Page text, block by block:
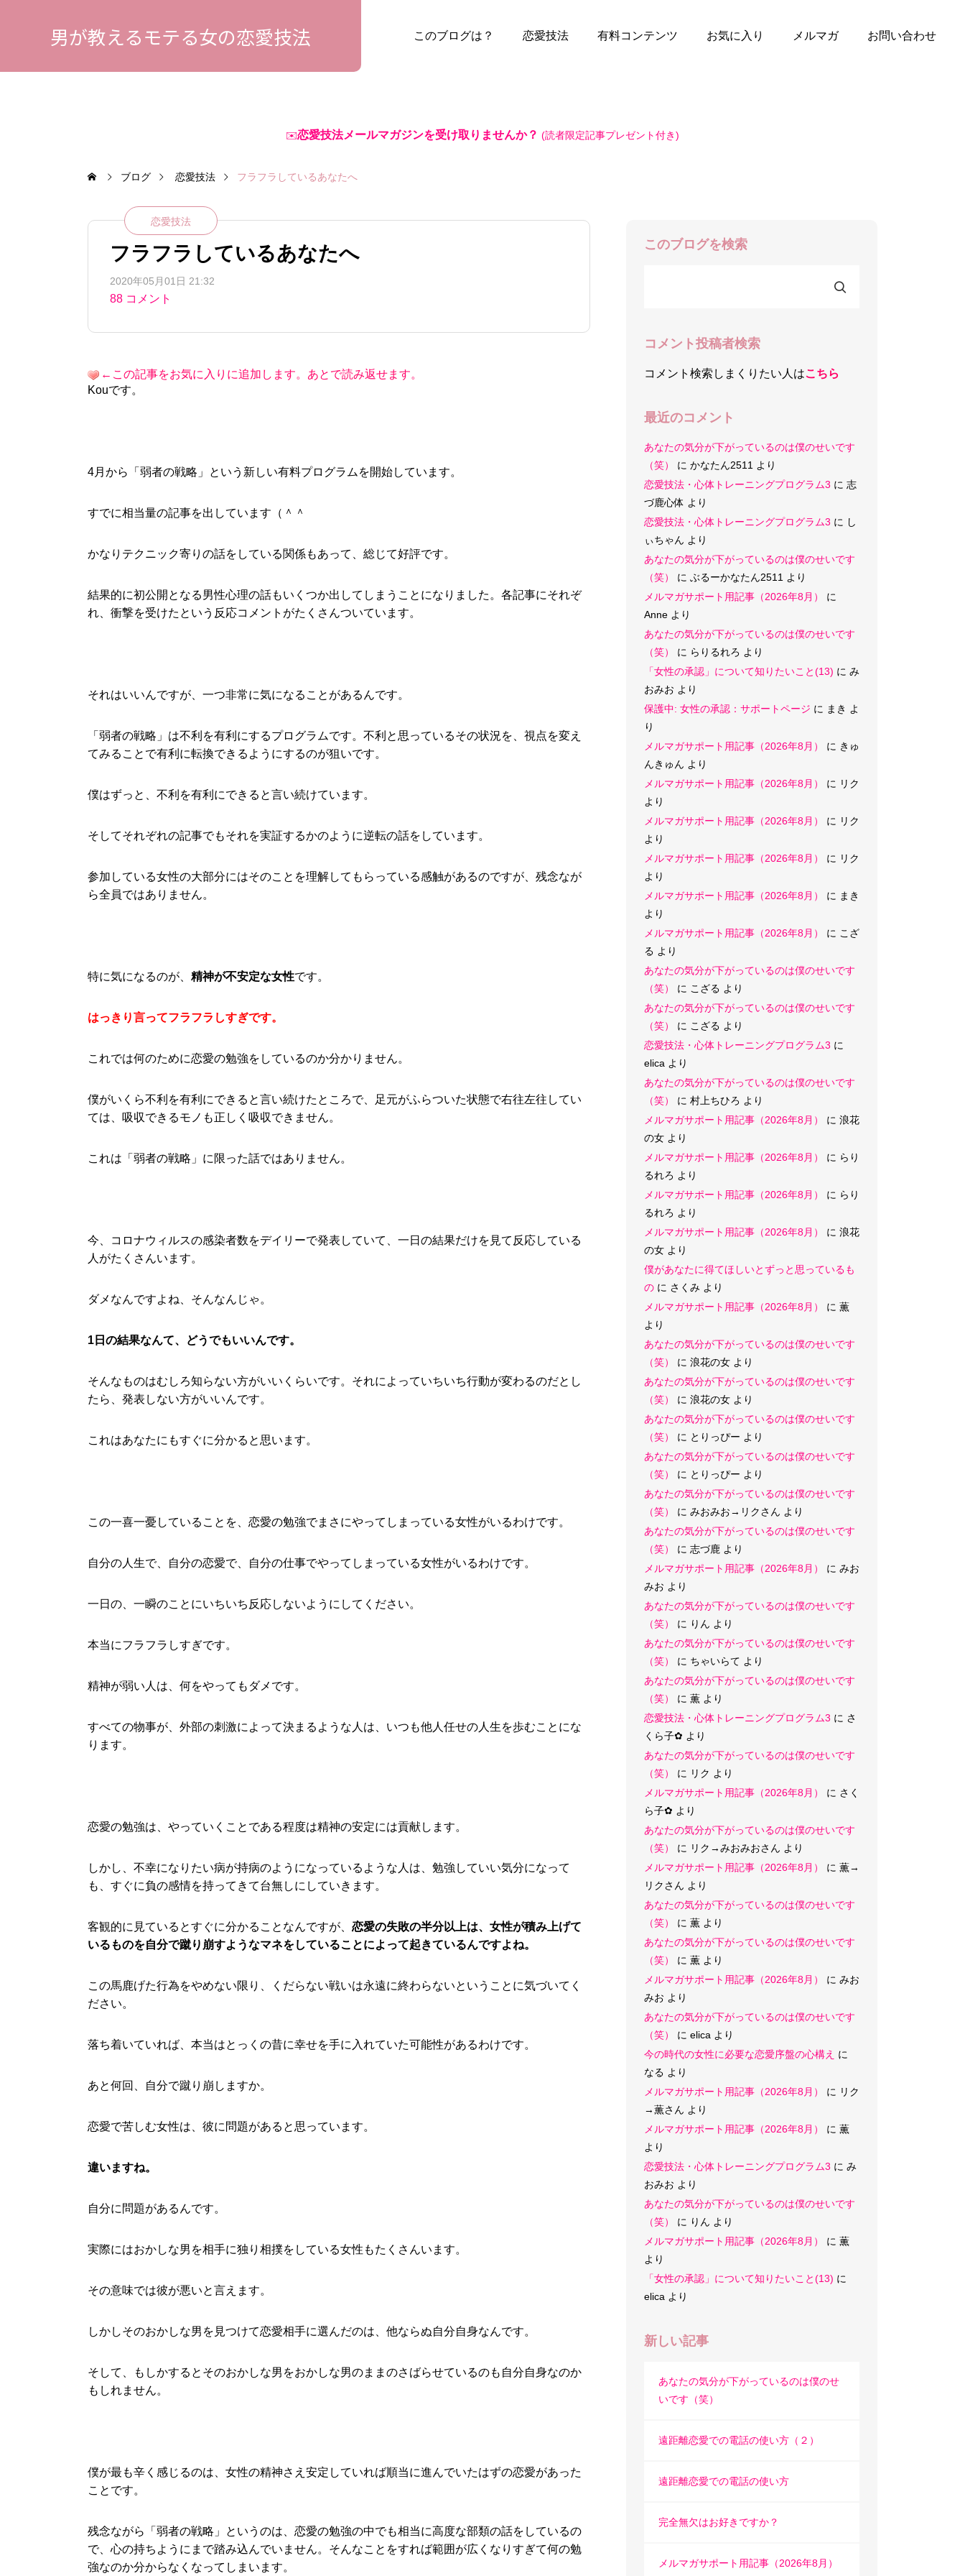
男が教えるモテる女の恋愛技法 このブログは？ 恋愛技法 有料コンテンツ お気に入り メルマガ お問い合わせ
✉️恋愛技法メールマガジンを受け取りませんか？ (読者限定記事プレゼント付き)
ブログ 恋愛技法 フラフラしているあなたへ
恋愛技法
フラフラしているあなたへ
2020年05月01日 21:32
88 コメント
←この記事をお気に入りに追加します。あとで読み返せます。
Kouです。
4月から「弱者の戦略」という新しい有料プログラムを開始しています。
すでに相当量の記事を出しています（＾＾
かなりテクニック寄りの話をしている関係もあって、総じて好評です。
結果的に初公開となる男性心理の話もいくつか出してしまうことになりました。各記事にそれぞ
れ、衝撃を受けたという反応コメントがたくさんついています。
それはいいんですが、一つ非常に気になることがあるんです。
「弱者の戦略」は不利を有利にするプログラムです。不利と思っているその状況を、視点を変え
てみることで有利に転換できるようにするのが狙いです。
僕はずっと、不利を有利にできると言い続けています。
そしてそれぞれの記事でもそれを実証するかのように逆転の話をしています。
参加している女性の大部分にはそのことを理解してもらっている感触があるのですが、残念なが
ら全員ではありません。
特に気になるのが、 精神が不安定な女性です。
はっきり言ってフラフラしすぎです。
これでは何のために恋愛の勉強をしているのか分かりません。
僕がいくら不利を有利にできると言い続けたところで、足元がふらついた状態で右往左往してい
ては、吸収できるモノも正しく吸収できません。
これは「弱者の戦略」に限った話ではありません。
今、コロナウィルスの感染者数をデイリーで発表していて、一日の結果だけを見て反応している
人がたくさんいます。
ダメなんですよね、そんなんじゃ。
1日の結果なんて、どうでもいいんです。
そんなものはむしろ知らない方がいいくらいです。それによっていちいち行動が変わるのだとし
たら、発表しない方がいいんです。
これはあなたにもすぐに分かると思います。
この一喜一憂していることを、恋愛の勉強でまさにやってしまっている女性がいるわけです。
自分の人生で、自分の恋愛で、自分の仕事でやってしまっている女性がいるわけです。
一日の、一瞬のことにいちいち反応しないようにしてください。
本当にフラフラしすぎです。
精神が弱い人は、何をやってもダメです。
すべての物事が、外部の刺激によって決まるような人は、いつも他人任せの人生を歩むことにな
ります。
恋愛の勉強は、やっていくことである程度は精神の安定には貢献します。
しかし、不幸になりたい病が持病のようになっているような人は、勉強していい気分になって
も、すぐに負の感情を持ってきて台無しにしていきます。
客観的に見ているとすぐに分かることなんですが、 恋愛の失敗の半分以上は、女性が積み上げて
いるものを自分で蹴り崩すようなマネをしていることによって起きているんですよね。
この馬鹿げた行為をやめない限り、くだらない戦いは永遠に終わらないということに気づいてく
ださい。
落ち着いていれば、本当はとっくの昔に幸せを手に入れていた可能性があるわけです。
あと何回、自分で蹴り崩しますか。
恋愛で苦しむ女性は、彼に問題があると思っています。
違いますね。
自分に問題があるんです。
実際にはおかしな男を相手に独り相撲をしている女性もたくさんいます。
その意味では彼が悪いと言えます。
しかしそのおかしな男を見つけて恋愛相手に選んだのは、他ならぬ自分自身なんです。
そして、もしかするとそのおかしな男をおかしな男のままのさばらせているのも自分自身なのか
もしれません。
僕が最も辛く感じるのは、女性の精神さえ安定していれば順当に進んでいたはずの恋愛があった
ことです。
残念ながら「弱者の戦略」というのは、恋愛の勉強の中でも相当に高度な部類の話をしているの
で、心の持ちようにまで踏み込んでいません。そんなことをすれば範囲が広くなりすぎて何の勉
強なのか分からなくなってしまいます。
このブログを検索
コメント投稿者検索
コメント検索しまくりたい人はこちら
最近のコメント
あなたの気分が下がっているのは僕のせいです
（笑）
に かなたん2511 より
恋愛技法・心体トレーニングプログラム3 に 志
づ鹿心体 より
恋愛技法・心体トレーニングプログラム3 に し
ぃちゃん より
あなたの気分が下がっているのは僕のせいです
（笑）
に ぶるーかなたん2511 より
メルマガサポート用記事（2026年8月）
に
Anne より
あなたの気分が下がっているのは僕のせいです
（笑）
に らりるれろ より
「女性の承認」について知りたいこと(13) に み
おみお より
保護中: 女性の承認：サポートページ に まき よ
り
メルマガサポート用記事（2026年8月）
に きゅ
んきゅん より
メルマガサポート用記事（2026年8月）
に リク
より
メルマガサポート用記事（2026年8月）
に リク
より
メルマガサポート用記事（2026年8月）
に リク
より
メルマガサポート用記事（2026年8月）
に まき
より
メルマガサポート用記事（2026年8月）
に こざ
る より
あなたの気分が下がっているのは僕のせいです
（笑）
に こざる より
あなたの気分が下がっているのは僕のせいです
（笑）
に こざる より
恋愛技法・心体トレーニングプログラム3 に
elica より
あなたの気分が下がっているのは僕のせいです
（笑）
に 村上ちひろ より
メルマガサポート用記事（2026年8月）
に 浪花
の女 より
メルマガサポート用記事（2026年8月）
に らり
るれろ より
メルマガサポート用記事（2026年8月）
に らり
るれろ より
メルマガサポート用記事（2026年8月）
に 浪花
の女 より
僕があなたに得てほしいとずっと思っているも
の に さくみ より
メルマガサポート用記事（2026年8月）
に 薫
より
あなたの気分が下がっているのは僕のせいです
（笑）
に 浪花の女 より
あなたの気分が下がっているのは僕のせいです
（笑）
に 浪花の女 より
あなたの気分が下がっているのは僕のせいです
（笑）
に とりっぴー より
あなたの気分が下がっているのは僕のせいです
（笑）
に とりっぴー より
あなたの気分が下がっているのは僕のせいです
（笑）
に みおみお→リクさん より
あなたの気分が下がっているのは僕のせいです
（笑）
に 志づ鹿 より
メルマガサポート用記事（2026年8月）
に みお
みお より
あなたの気分が下がっているのは僕のせいです
（笑）
に りん より
あなたの気分が下がっているのは僕のせいです
（笑）
に ちゃいらて より
あなたの気分が下がっているのは僕のせいです
（笑）
に 薫 より
恋愛技法・心体トレーニングプログラム3 に さ
くら子‪✿ より
あなたの気分が下がっているのは僕のせいです
（笑）
に リク より
メルマガサポート用記事（2026年8月）
に さく
ら子‪✿ より
あなたの気分が下がっているのは僕のせいです
（笑）
に リク→みおみおさん より
メルマガサポート用記事（2026年8月）
に 薫→
リクさん より
あなたの気分が下がっているのは僕のせいです
（笑）
に 薫 より
あなたの気分が下がっているのは僕のせいです
（笑）
に 薫 より
メルマガサポート用記事（2026年8月）
に みお
みお より
あなたの気分が下がっているのは僕のせいです
（笑）
に elica より
今の時代の女性に必要な恋愛序盤の心構え に
なる より
メルマガサポート用記事（2026年8月）
に リク
→薫さん より
メルマガサポート用記事（2026年8月）
に 薫
より
恋愛技法・心体トレーニングプログラム3 に み
おみお より
あなたの気分が下がっているのは僕のせいです
（笑）
に りん より
メルマガサポート用記事（2026年8月）
に 薫
より
「女性の承認」について知りたいこと(13) に
elica より
新しい記事
あなたの気分が下がっているのは僕のせ
いです（笑）
遠距離恋愛での電話の使い方（２）
遠距離恋愛での電話の使い方
完全無欠はお好きですか？
メルマガサポート用記事（2026年8月）